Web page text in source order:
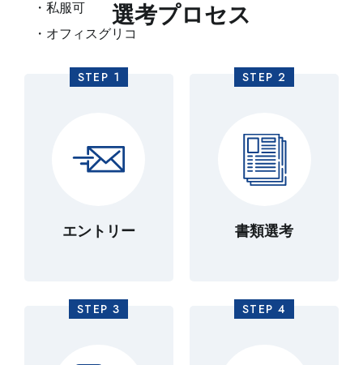
・私服可
・オフィスグリコ
選考プロセス
STEP 1
エントリー
STEP 2
書類選考
STEP 3 STEP 4